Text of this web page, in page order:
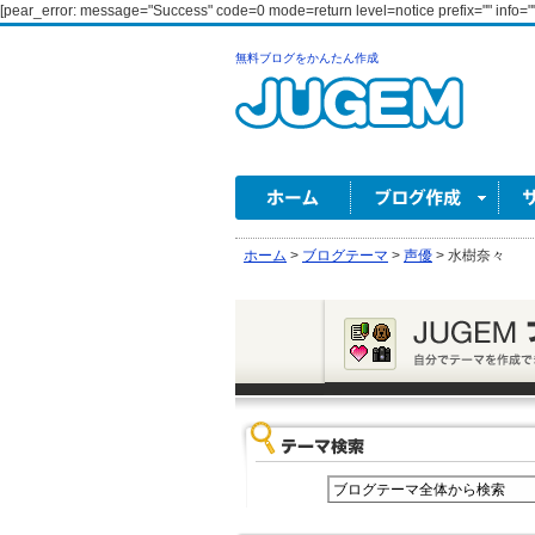
[pear_error: message="Success" code=0 mode=return level=notice prefix=""
無料ブログをかんたん作成
ホーム > ブログテーマ > 声優 > 水樹奈々